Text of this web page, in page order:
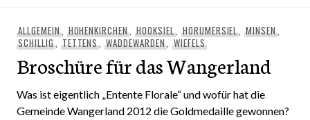
ALLGEMEIN, HOHENKIRCHEN,HOOKSIEL, HORUMERSIEL,MINSEN,
SCHILLIG, TETTENS,WADDEWARDEN, WIEFELS
Broschüre für das Wangerland
Was ist eigentlich „Entente Florale“ und wofür hat die
Gemeinde Wangerland 2012 die Goldmedaille gewonnen?